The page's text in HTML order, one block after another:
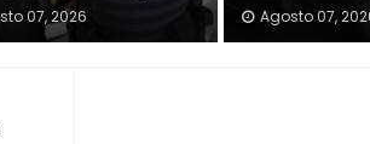
07, 2026 Agosto 07,